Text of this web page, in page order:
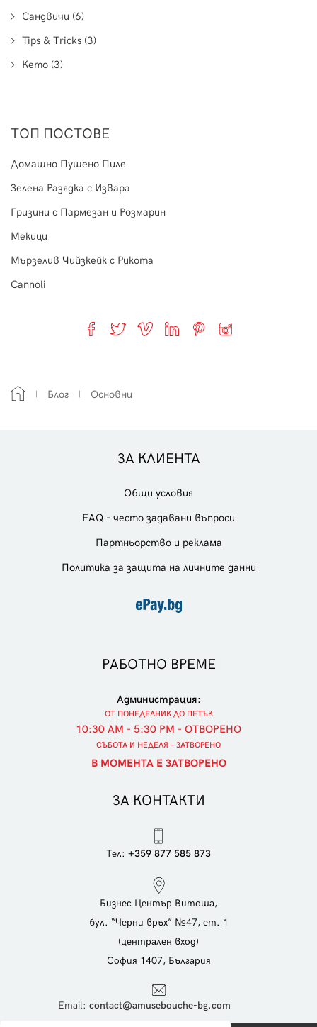
Сандвичи (6)
Tips & Tricks (3)
Кето (3)
ТОП ПОСТОВЕ
Домашно Пушено Пиле
Зелена Разядка с Извара
Гризини с Пармезан и Розмарин
Мекици
Мързелив Чийзкейк с Рикота
Cannoli
Блог Основни
ЗА КЛИЕНТА
Общи условия
FAQ - често задавани въпроси
Партньорство и реклама
Политика за защита на личните данни
РАБОТНО ВРЕМЕ
Администрация:
ОТ ПОНЕДЕЛНИК ДО ПЕТЪК
10:30 AM - 5:30 PM - ОТВОРЕНО
СЪБОТА И НЕДЕЛЯ - ЗАТВОРЕНО
В МОМЕНТА Е ЗАТВОРЕНО
ЗА КОНТАКТИ
Тел: +359 877 585 873
Бизнес Център Витоша,
бул. “Черни връх” №47, ет. 1
(централен вход)
София 1407, България
Еmail: contact@amusebouche-bg.com